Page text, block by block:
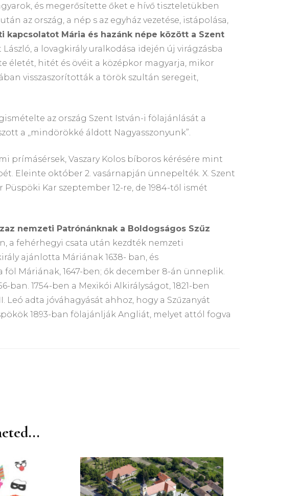
és megerősítette őket e hívő tiszteletükben
az ország, a nép s az egyház vezetése, istápolása,
Mária és hazánk népe között a Szent
László, a lovagkirály uralkodása idején új virágzásba
életét, hitét és övéit a középkor magyarja, mikor
visszaszorították a török szultán seregeit,
az ország Szent István-i fölajánlását a
a ,,mindörökké áldott Nagyasszonyunk”.
prímásérsek, Vaszary Kolos bíboros kérésére mint
Eleinte október 2. vasárnapján ünnepelték. X. Szent
Kar szeptember 12-re, de 1984-től ismét
nemzeti Patrónánknak a Boldogságos Szűz
a fehérhegyi csata után kezdték nemzeti
ajánlotta Máriának 1638- ban, és
Máriának, 1647-ben; ők december 8-án ünneplik.
ban. 1754-ben a Mexikói Alkirályságot, 1821-ben
Leó adta jóváhagyását ahhoz, hogy a Szűzanyát
1893-ban fölajánlják Angliát, melyet attól fogva